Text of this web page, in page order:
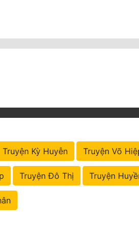
Truyện Kỳ Huyễn Truyện Võ
Truyện Đô Thị Truyện